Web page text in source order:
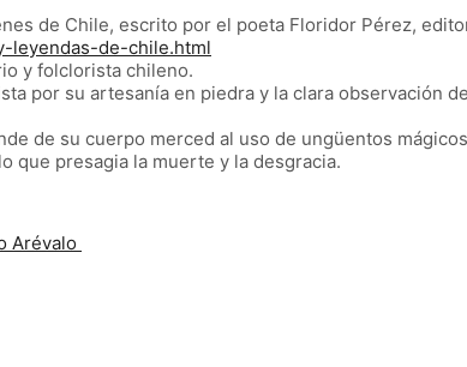
de Chile, escrito por el poeta Floridor Pérez,
leyendas-de-chile.html
y folclorista chileno.
por su artesanía en piedra y la clara observación
de su cuerpo merced al uso de ungüentos
que presagia la muerte y la desgracia.
Arévalo